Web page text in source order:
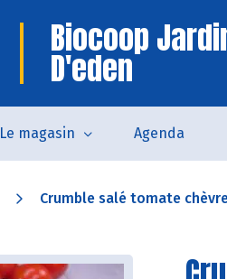
Biocoop
D'eden
Le magasin Agenda
Crumble salé tomate